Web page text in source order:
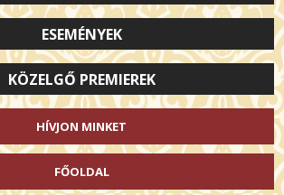
ESEMÉNYEK
KÖZELGŐ PREMIEREK
HÍVJON MINKET
FŐOLDAL